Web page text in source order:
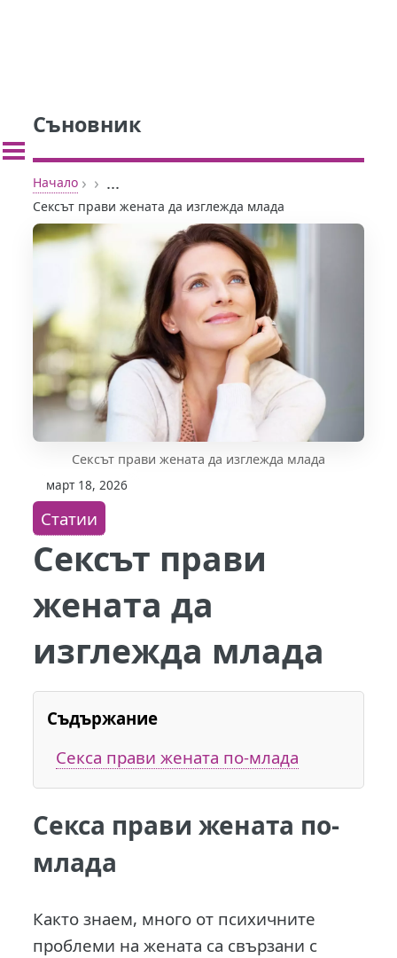
Съновник
Начало › › ...
Сексът прави жената да изглежда млада
Сексът прави жената да изглежда млада
март 18, 2026
Статии
Сексът прави
жената да
изглежда млада
Съдържание
Секса прави жената по-млада
Секса прави жената по-
млада
Както знаем, много от психичните
проблеми на жената са свързани с